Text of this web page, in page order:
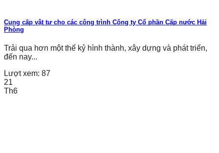
Cung cấp vật tư cho các công trình Công ty Cổ phần Cấp nước Hải
Phòng
Trải qua hơn một thế kỷ hình thành, xây dựng và phát triển,
đến nay...
Lượt xem: 87
21
Th6